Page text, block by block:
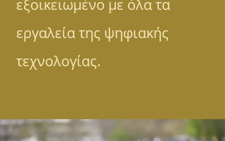
εξοικειωμένο με όλα τα
εργαλεία της ψηφιακής
τεχνολογίας.